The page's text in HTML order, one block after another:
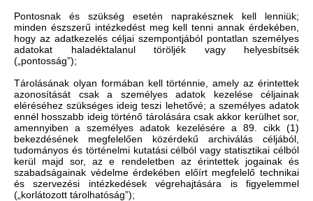
Pontosnak és szükség esetén naprakésznek kell lenniük;
minden észszerű intézkedést meg kell tenni annak érdekében,
hogy az adatkezelés céljai szempontjából pontatlan személyes
adatokat haladéktalanul töröljék vagy helyesbítsék
(„pontosság”);
Tárolásának olyan formában kell történnie, amely az érintettek
azonosítását csak a személyes adatok kezelése céljainak
eléréséhez szükséges ideig teszi lehetővé; a személyes adatok
ennél hosszabb ideig történő tárolására csak akkor kerülhet sor,
amennyiben a személyes adatok kezelésére a 89. cikk (1)
bekezdésének megfelelően közérdekű archiválás céljából,
tudományos és történelmi kutatási célból vagy statisztikai célból
kerül majd sor, az e rendeletben az érintettek jogainak és
szabadságainak védelme érdekében előírt megfelelő technikai
és szervezési intézkedések végrehajtására is figyelemmel
(„korlátozott tárolhatóság”);